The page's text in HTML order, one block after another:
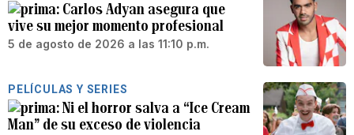
Carlos Adyan asegura que
vive su mejor momento profesional
5 de agosto de 2026 a las 11:10 p.m.
PELÍCULAS Y SERIES
Ni el horror salva a “Ice Cream
Man” de su exceso de violencia